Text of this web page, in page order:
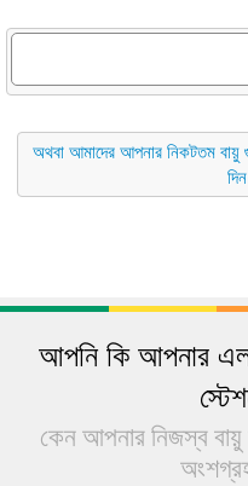
অথবা আমাদের আপনার নিকটতম বায়ু
দিন
আপনি কি আপনার
কেন আপনার নিজস্ব বায়ু